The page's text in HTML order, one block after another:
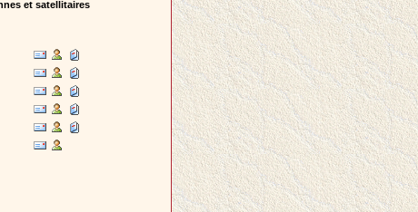
et satellitaires